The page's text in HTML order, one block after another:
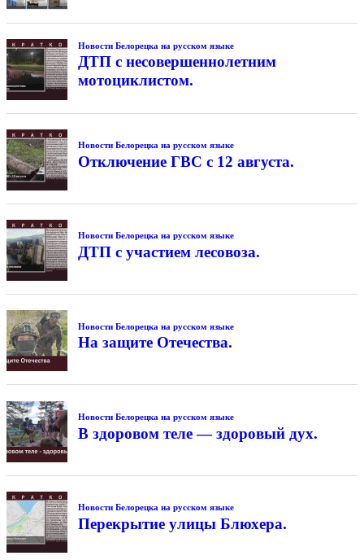
Новости Белорецка на русском языке
ДТП с несовершеннолетним
мотоциклистом.
Новости Белорецка на русском языке
Отключение ГВС с 12 августа.
Новости Белорецка на русском языке
ДТП с участием лесовоза.
Новости Белорецка на русском языке
На защите Отечества.
Новости Белорецка на русском языке
В здоровом теле — здоровый дух.
Новости Белорецка на русском языке
Перекрытие улицы Блюхера.